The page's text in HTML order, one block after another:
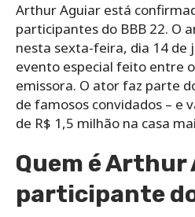
Arthur Aguiar está
participantes do BBB 22. O
nesta sexta-feira, dia 14 de
evento especial feito entre
emissora. O ator faz parte
de famosos convidados – e
de R$ 1,5 milhão na casa
Quem é Arthur
participante